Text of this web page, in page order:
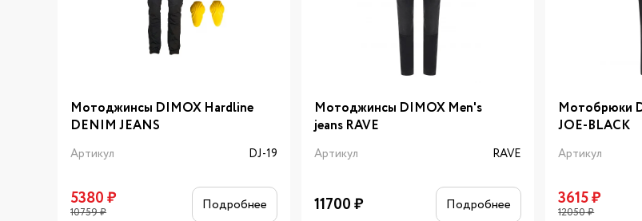
Мотоджинсы DIMOX Hardline
DENIM JEANS
Артикул DJ-19
5380₽
10759₽ Подробнее
Мотоджинсы DIMOX Men's
jeans RAVE
Артикул RAVE
11700₽ Подробнее
Мотобрюки
JOE-BLACK
Артикул
3615₽
12050₽